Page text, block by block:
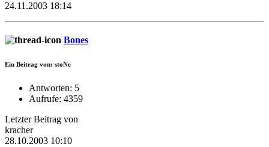
24.11.2003 18:14
Bones
Ein Beitrag von: stoNe
Antworten: 5
Aufrufe: 4359
Letzter Beitrag von
kracher
28.10.2003 10:10